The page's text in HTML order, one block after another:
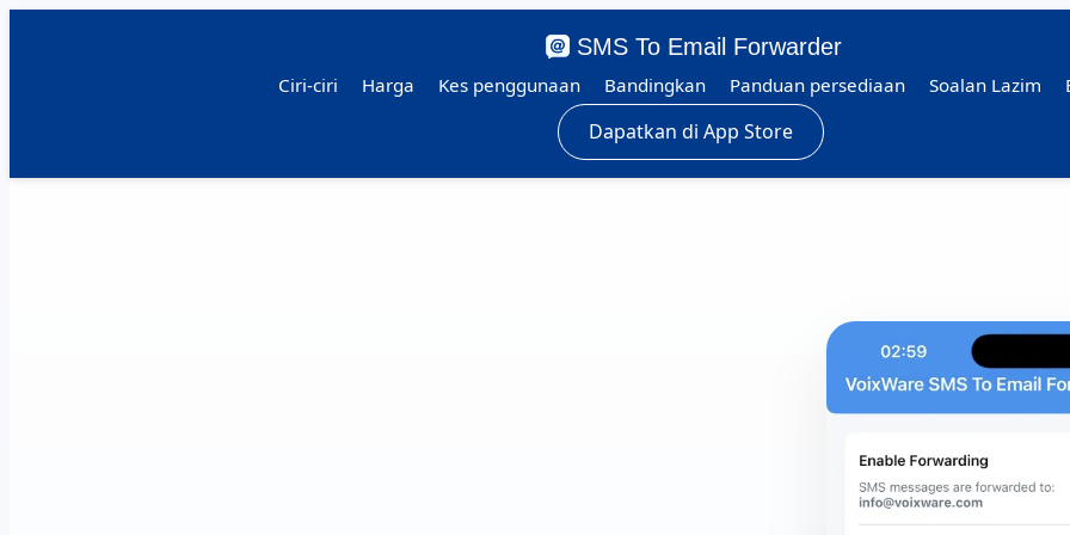
SMS To Email Forwarder
Ciri-ciri Harga Kes penggunaan Bandingkan Panduan persediaan Soalan Lazim
Dapatkan di App Store